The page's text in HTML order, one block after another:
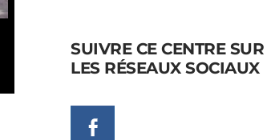
SUIVRE CE CENTRE SUR
LES RÉSEAUX SOCIAUX